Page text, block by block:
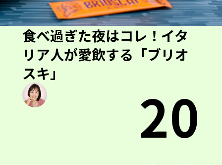
食べ過ぎた夜はコレ！イタ
リア人が愛飲する「ブリオ
スキ」
20